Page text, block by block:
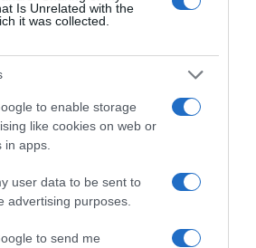
Is Unrelated with the
it was collected.
to enable storage
like cookies on web or
apps.
user data to be sent to
advertising purposes.
to send me
η Μίνα Καραμήτρου –
παρουσιάζει
βήμα της δημοσιογράφου, μετά
το Open